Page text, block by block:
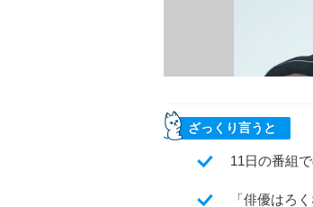
ざっくり言うと
11日の番組
「俳優はろ